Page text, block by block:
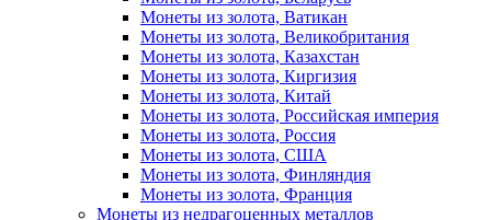
Монеты из золота, Ватикан
Монеты из золота, Великобритания
Монеты из золота, Казахстан
Монеты из золота, Киргизия
Монеты из золота, Китай
Монеты из золота, Российская империя
Монеты из золота, Россия
Монеты из золота, США
Монеты из золота, Финляндия
Монеты из золота, Франция
Монеты из недрагоценных металлов